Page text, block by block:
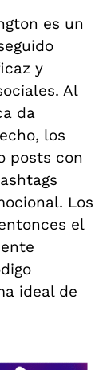
es un
y
Al
da
los
posts con
Los
el
ideal de